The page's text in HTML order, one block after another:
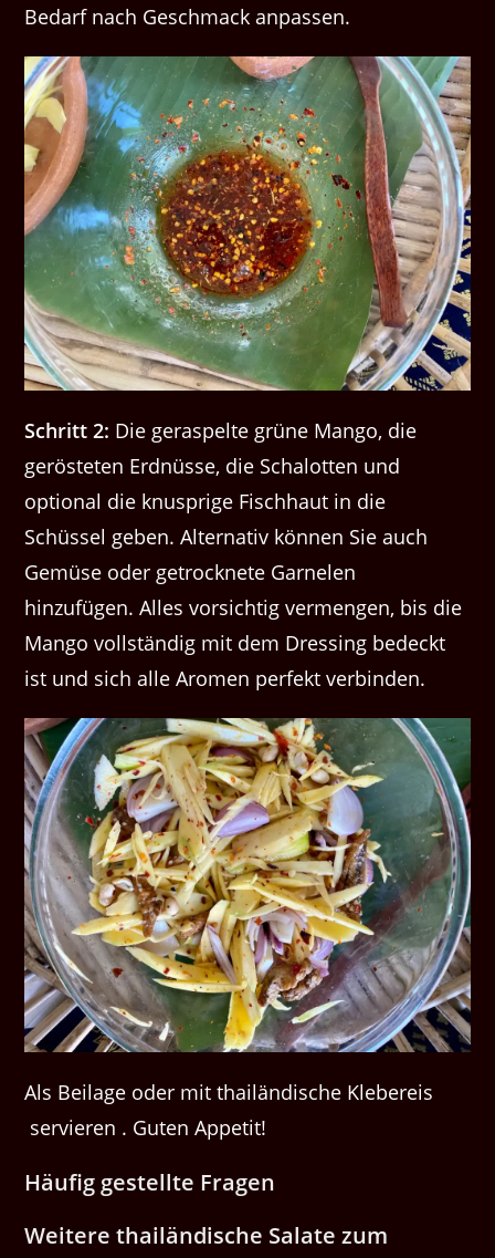
Bedarf nach Geschmack anpassen.
Schritt 2: Die geraspelte grüne Mango, die
gerösteten Erdnüsse, die Schalotten und
optional die knusprige Fischhaut in die
Schüssel geben. Alternativ können Sie auch
Gemüse oder getrocknete Garnelen
hinzufügen. Alles vorsichtig vermengen, bis die
Mango vollständig mit dem Dressing bedeckt
ist und sich alle Aromen perfekt verbinden.
Als Beilage oder mit thailändische Klebereis
servieren . Guten Appetit!
Häufig gestellte Fragen
Weitere thailändische Salate zum